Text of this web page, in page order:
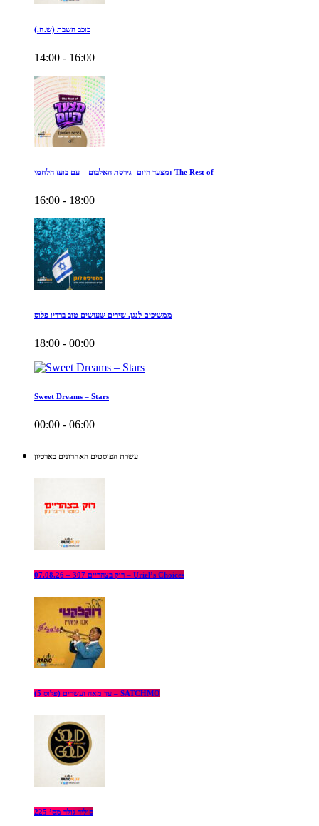
כוכב השבת (ש.ח.)
14:00 - 16:00
מצעד היום -גירסת האלבום – עם בועז הלחמי: The Rest of
16:00 - 18:00
ממשיכים לנגן. שירים שעושים טוב ברדיו פלוס
18:00 - 00:00
Sweet Dreams – Stars
00:00 - 06:00
עשרת הפוסטים האחרונים בארכיון
רוק בצהריים 307 – 07.08.26 – Uriel’s Choices
עד מאה ועשרים (פלוס 5) – SATCHMO
סוליד גולד מס’ 225